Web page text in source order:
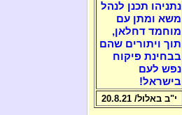
נתניהו תכנן לנהל
משא ומתן עם
מוחמד דחלאן,
תוך ויתורים שהם
בבחינת פיקוח
נפש לעם
בישראל!
י"ב באלול/ 20.8.21